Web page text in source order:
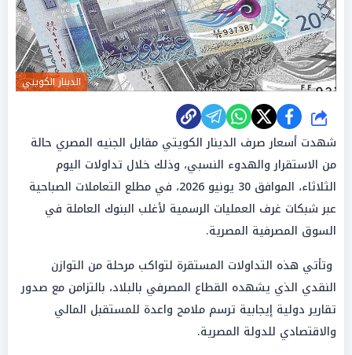
الدينار الكويتي
شارك
شهدت أسعار صرف الدينار الكويتي مقابل الجنيه المصري حالة
من الاستقرار والهدوء النسبي، وذلك خلال تداولات اليوم
الثلاثاء، الموافق 30 يونيو 2026، في مطلع التعاملات الصباحية
عبر شبكات غرف العمليات الرسمية لأغلب البنوك العاملة في
السوق المصرفية المصرية.
وتأتي هذه التداولات المستقرة لتواكب مرحلة من التوازن
النقدي الذي يشهده القطاع المصرفي بالبلاد، بالتزامن مع صدور
تقارير دولية إيجابية ترسم ملامح واعدة للمستقبل المالي
والاقتصادي للدولة المصرية.